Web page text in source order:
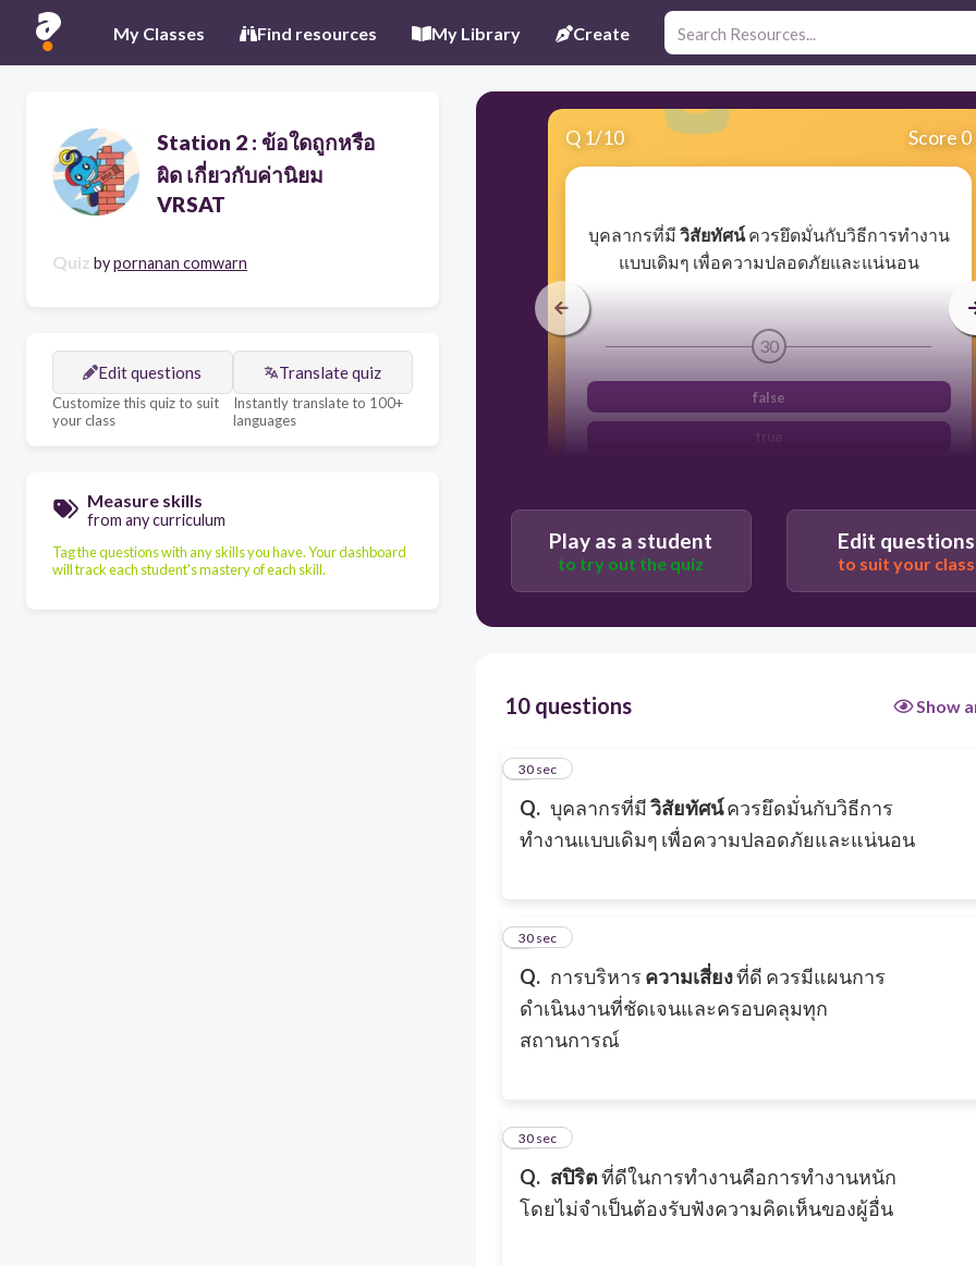
My Classes Find resources My Library Create
Station 2 : ข้อใดถูกหรือ
ผิด เกี่ยวกับค่านิยม
VRSAT
Quiz bypornanan comwarn
Edit questions
Customize this quiz to suit
your class
Translate quiz
Instantly translate to 100+
languages
Measure skills
from any curriculum
Tag the questions with any skills you have. Your dashboard
will track each student's mastery of each skill.
Q 1/10 Score 0
​บุคลากรที่มี วิสัยทัศน์ควรยึดมั่นกับวิธีการทำงาน
แบบเดิมๆ เพื่อความปลอดภัยและแน่นอน
30
false
true
Play as a student
to try out the quiz
Edit questions
to suit your class
10 questions Show
Q. บุคลากรที่มีวิสัยทัศน์ควรยึดมั่นกับวิธีการ
ทำงานแบบเดิมๆ เพื่อความปลอดภัยและแน่นอน
1
30 sec
Q. การบริหาร ความเสี่ยงที่ดี ควรมีแผนการ
ดำเนินงานที่ชัดเจนและครอบคลุมทุก
สถานการณ์
2
30 sec
Q. สปิริตที่ดีในการทำงานคือการทำงานหนัก
โดยไม่จำเป็นต้องรับฟังความคิดเห็นของผู้อื่น
3
30 sec